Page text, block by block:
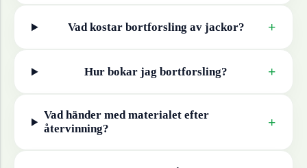
Vad kostar bortforsling av jackor? +
Hur bokar jag bortforsling? +
Vad händer med materialet efter
återvinning?
+